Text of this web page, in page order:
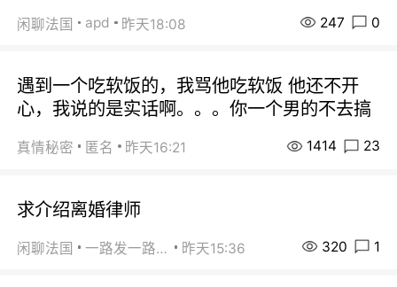
闲聊法国 apd 昨天18:08 247 0
遇到一个吃软饭的，我骂他吃软饭 他还不开
心，我说的是实话啊。。。你一个男的不去搞
真情秘密 匿名 昨天16:21 1414 23
求介绍离婚律师
闲聊法国 一路发一路发 昨天15:36 320 1